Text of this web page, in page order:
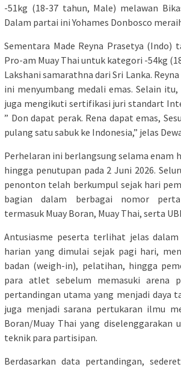
-51kg (18-37 tahun, Male) melawan
Dalam partai ini Yohames Donbosco
Sementara Made Reyna Prasetya
Pro-am Muay Thai untuk kategori -54kg
Lakshani samarathna dari Sri Lanka.
ini menyumbang medali emas. Selain
juga mengikuti sertifikasi juri standart
” Don dapat perak. Rena dapat emas,
pulang satu sabuk ke Indonesia,” jelas
Perhelaran ini berlangsung selama enam
hingga penutupan pada 2 Juni 2026.
penonton telah berkumpul sejak hari
bagian dalam berbagai nomor
termasuk Muay Boran, Muay Thai, serta
Antusiasme peserta terlihat jelas
harian yang dimulai sejak pagi hari,
badan (weigh-in), pelatihan, hingga
para atlet sebelum memasuki arena
pertandingan utama yang menjadi daya
juga menjadi sarana pertukaran ilmu
Boran/Muay Thai yang diselenggarakan
teknik para partisipan.
Berdasarkan data pertandingan,